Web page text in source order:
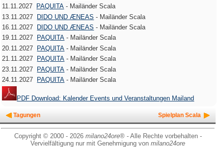
11.11.2027
PAQUITA - Mailänder Scala
13.11.2027 DIDO UND ÆNEAS - Mailänder Scala
16.11.2027
DIDO UND ÆNEAS - Mailänder Scala
19.11.2027
PAQUITA - Mailänder Scala
20.11.2027
PAQUITA - Mailänder Scala
21.11.2027
PAQUITA - Mailänder Scala
23.11.2027 PAQUITA - Mailänder Scala
24.11.2027
PAQUITA - Mailänder Scala
PDF Download: Kalender Events und Veranstaltungen Mailand
Tagungen Spielplan Scala
Copyright © 2000 - 2026 milano24ore® - Alle Rechte vorbehalten -
Vervielfältigung nur mit Genehmigung von milano24ore